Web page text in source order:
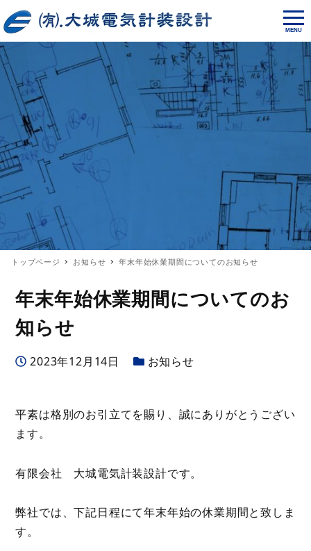
MENU
トップページ お知らせ 年末年始休業期間についてのお知らせ
年末年始休業期間についてのお
知らせ
投稿日
2023年12月14日 カテゴリー
お知らせ
平素は格別のお引立てを賜り、誠にありがとうござい
ます。
有限会社 大城電気計装設計です。
弊社では、下記日程にて年末年始の休業期間と致しま
す。